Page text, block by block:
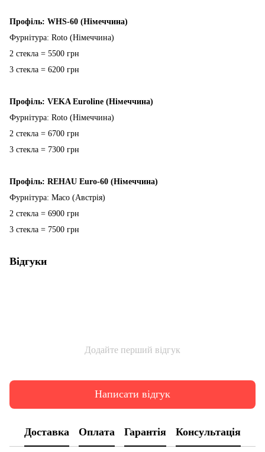
Профіль: WHS-60 (Німеччина)
Фурнітура: Roto (Німеччина)
2 стекла = 5500 грн
3 стекла = 6200 грн
Профіль: VEKA Euroline (Німеччина)
Фурнітура: Roto (Німеччина)
2 стекла = 6700 грн
3 стекла = 7300 грн
Профіль: REHAU Euro-60 (Німеччина)
Фурнітура: Maco (Австрія)
2 стекла = 6900 грн
3 стекла = 7500 грн
Відгуки
Додайте перший відгук
Написати відгук
Доставка Оплата Гарантія Консультація